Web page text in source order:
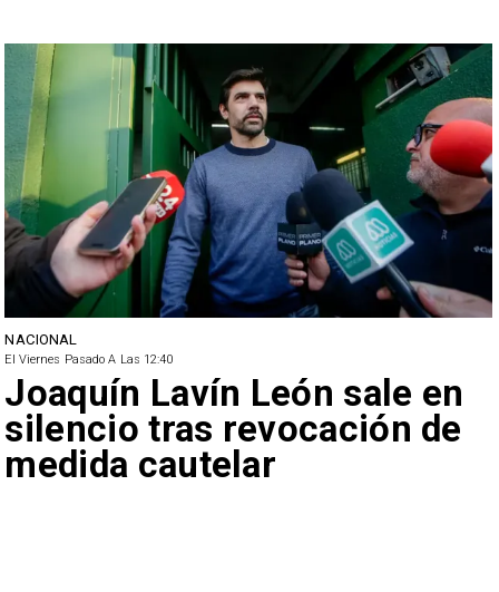
NACIONAL
El Viernes Pasado A Las 12:40
Joaquín Lavín León sale en
silencio tras revocación de
medida cautelar